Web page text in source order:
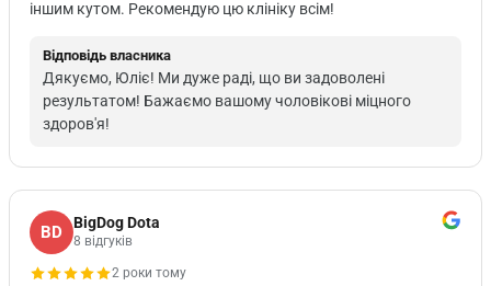
іншим кутом. Рекомендую цю клініку всім!
Відповідь власника
Дякуємо, Юліє! Ми дуже раді, що ви задоволені
результатом! Бажаємо вашому чоловікові міцного
здоров'я!
BD BigDog Dota
8 відгуків
2 роки тому